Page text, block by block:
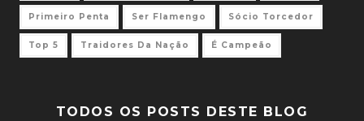
Primeiro Penta Ser Flamengo Sócio Torcedor
Top 5 Traidores Da Nação É Campeão
TODOS OS POSTS DESTE BLOG